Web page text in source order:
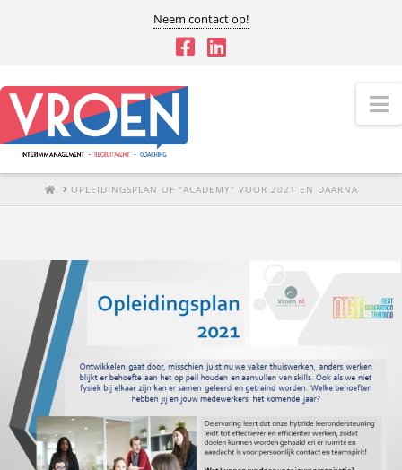
Neem contact op!
HOMEOPLEIDINGSPLAN OF "ACADEMY" VOOR 2021 EN DAARNA